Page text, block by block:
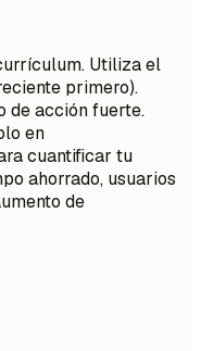
Utiliza el
primero).
de acción fuerte.
en
cuantificar tu
ahorrado, usuarios
de